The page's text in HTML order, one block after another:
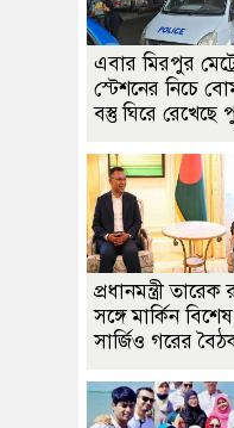
এবার মিরপুর
স্টেশনের নিচে
বস্তু ঘিরে রেখেছে
প্রধানমন্ত্রী
সঙ্গে মার্কিন
সার্জিও গরের